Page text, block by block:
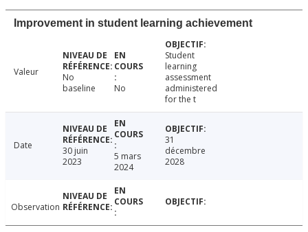
Improvement in student learning achievement
Valeur
No
baseline
No
Student
learning
assessment
administered
for the t
Date
30 juin
2023
5 mars
2024
31
décembre
2028
Observation